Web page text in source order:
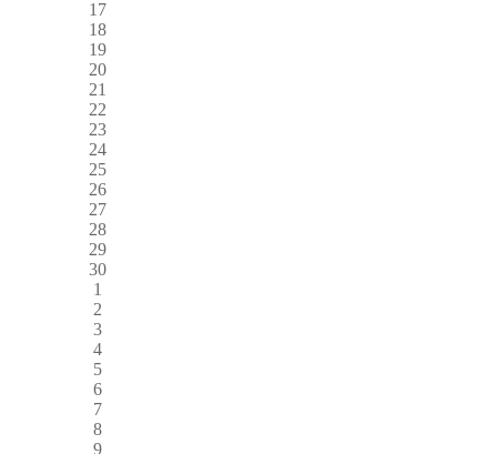
17
18
19
20
21
22
23
24
25
26
27
28
29
30
1
2
3
4
5
6
7
8
9